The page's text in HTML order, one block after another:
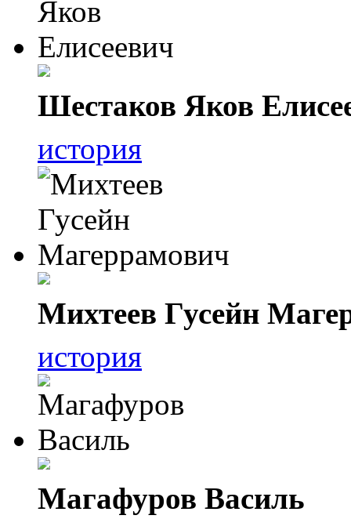
Шестаков Яков
история
Михтеев Гусейн
история
Магафуров Василь